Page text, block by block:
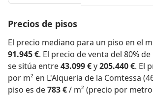
Precios de pisos
El precio mediano para un piso en el
91.945 €. El precio de venta del 80%
se sitúa entre43.099 €y205.440 €. El
por m² en L'Alqueria de la Comtessa
piso es de783 €/ m² (precio por